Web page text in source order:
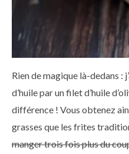
Rien de magique là-dedans :
d’huile par un filet d’huile
différence ! Vous obtenez
grasses que les frites
manger trois fois plus du